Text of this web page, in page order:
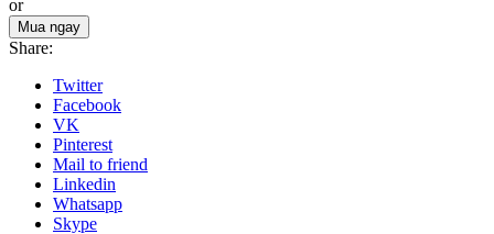
or
Mua ngay
Share:
Twitter
Facebook
VK
Pinterest
Mail to friend
Linkedin
Whatsapp
Skype